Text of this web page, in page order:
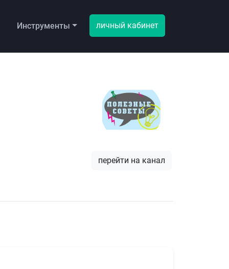
Инструменты личный кабинет
перейти на канал